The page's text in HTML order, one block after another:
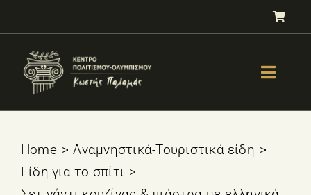
Toggle
ΟΛΥΜΠΙΣΜΟΣ
ΤΕΣΤ ΕΠΙΛΟΓΗΣ ΑΘΛΗΜΑΤΟΣ
Home
Αναμνηστικά-Τουριστικά είδη
Είδη για το σπίτι